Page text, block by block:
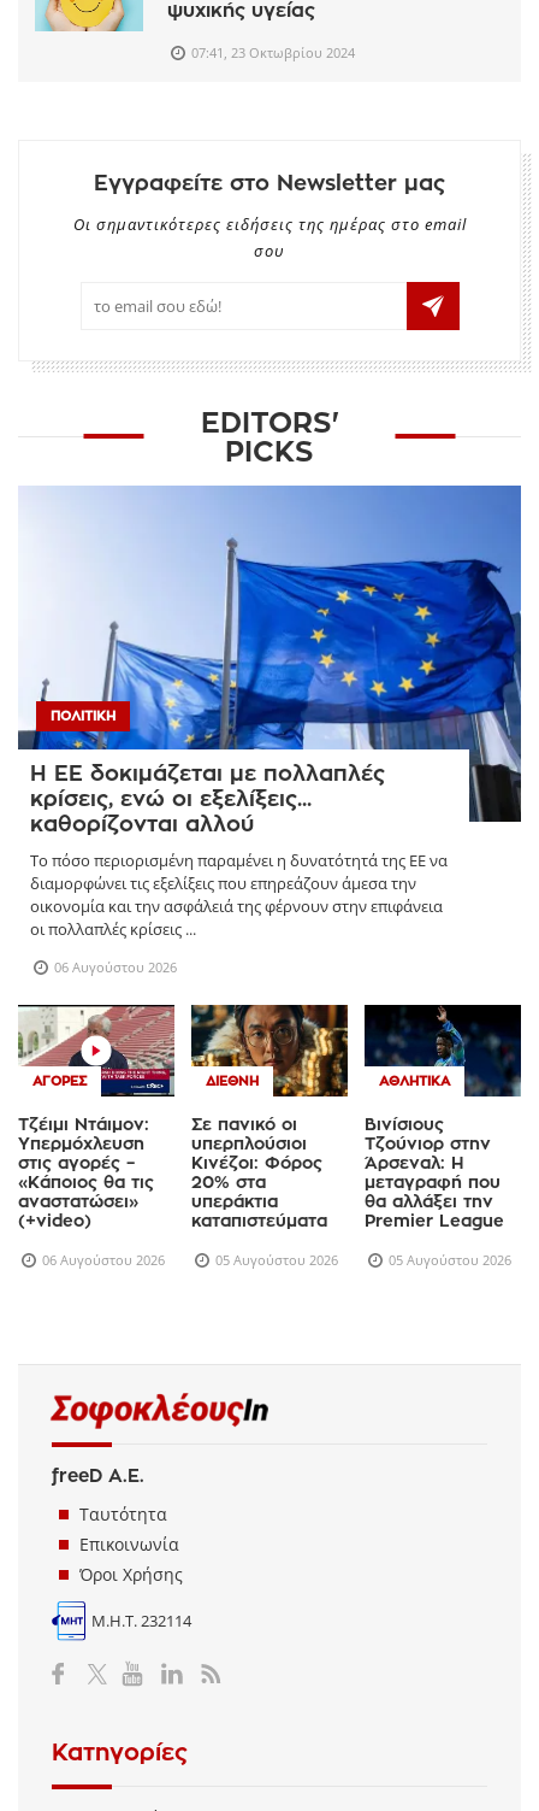
ψυχικής υγείας
07:41, 23 Οκτωβρίου 2024
Εγγραφείτε στο Newsletter μας
Οι σημαντικότερες ειδήσεις της ημέρας στο email
σου
EDITORS'
PICKS
ΠΟΛΙΤΙΚΉ
Η ΕΕ δοκιμάζεται με πολλαπλές
κρίσεις, ενώ οι εξελίξεις...
καθορίζονται αλλού
Το πόσο περιορισμένη παραμένει η δυνατότητά της ΕΕ να
διαμορφώνει τις εξελίξεις που επηρεάζουν άμεσα την
οικονομία και την ασφάλειά της φέρνουν στην επιφάνεια
οι πολλαπλές κρίσεις ...
Τζέιμι Ντάιμον:
Υπερμόχλευση
στις αγορές –
«Κάποιος θα τις
αναστατώσει»
Σε πανικό οι
υπερπλούσιοι
Κινέζοι: Φόρος
20% στα
υπεράκτια
Βινίσιους
Τζούνιορ στην
Άρσεναλ: Η
μεταγραφή που
θα αλλάξει την
freeD Α.Ε.
Ταυτότητα
Επικοινωνία
Όροι Χρήσης
Κατηγορίες